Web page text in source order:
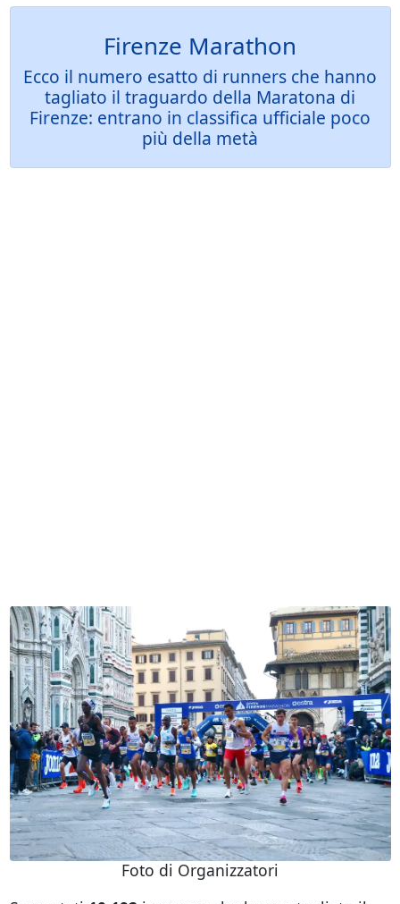
Firenze Marathon
Ecco il numero esatto di runners che hanno
tagliato il traguardo della Maratona di
Firenze: entrano in classifica ufficiale poco
più della metà
Foto di Organizzatori